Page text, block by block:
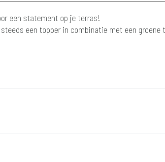
een statement op je terras!
een topper in combinatie met een